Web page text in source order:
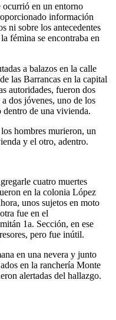
ocurrió en un entorno
información
ni sobre los antecedentes
fémina se encontraba en
a balazos en la calle
las Barrancas en la capital
autoridades, fueron dos
dos jóvenes, uno de los
de una vivienda.
hombres murieron, un
y el otro, adentro.
cuatro muertes
en la colonia López
unos sujetos en moto
fue en el
1a. Sección, en ese
pero fue inútil.
en una nevera y junto
en la ranchería Monte
alertadas del hallazgo.